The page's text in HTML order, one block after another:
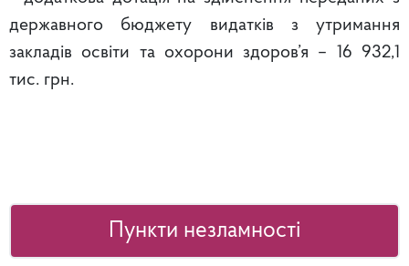
державного бюджету видатків з утримання
закладів освіти та охорони здоров’я – 16 932,1
тис. грн.
Пункти незламності